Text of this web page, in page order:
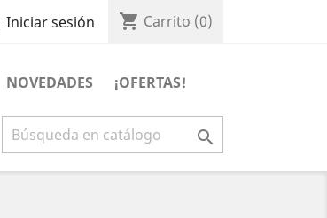
Iniciar sesión shopping_cart Carrito (0)
NOVEDADES ¡OFERTAS!
